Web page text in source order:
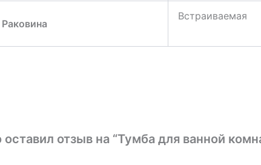
Раковина
Встраиваемая
отзыв на “Тумба для ванной